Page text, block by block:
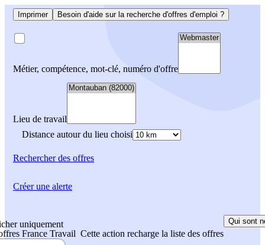
Imprimer Besoin d'aide sur la recherche d'offres d'emploi ?
Métier, compétence, mot-clé, numéro d'offre
Lieu de travail
Distance autour du lieu choisi
Rechercherdes offres
uniquement
France Travail Cette action recharge la liste des offres
Qui sont
Créer une alerte